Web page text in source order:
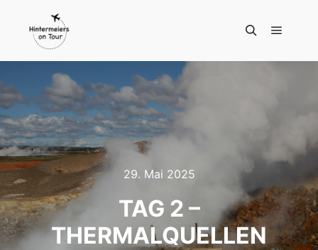
29. Mai 2025
TAG 2 –
THERMALQUELLEN